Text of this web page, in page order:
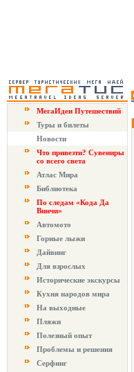
МегаИдеи Путешествий
Туры и билеты
Новости
Что привезти? Сувениры
со всего света
Атлас Мира
Библиотека
По следам «Кода Да
Винчи»
Автомото
Горные лыжи
Дайвинг
Для взрослых
Исторические экскурсы
Кухня народов мира
На выходные
Пляжи
Полезный опыт
Проблемы и решения
Серфинг